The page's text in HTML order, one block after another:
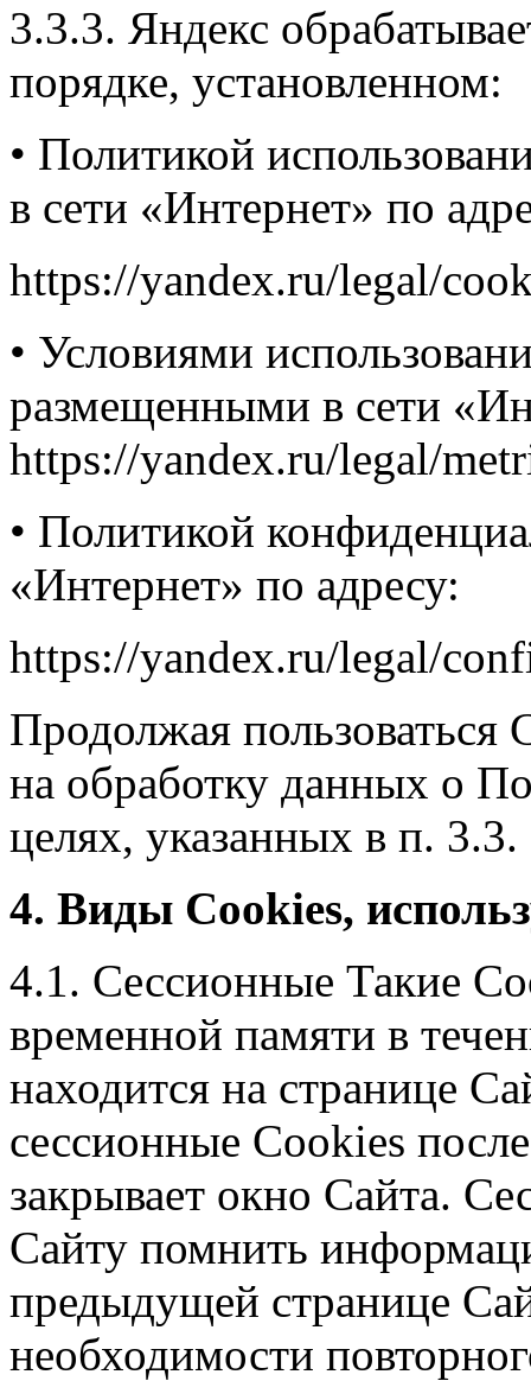
3.3.3. Яндекс
порядке, установленном:
• Политикой
в сети «Интернет» по
https://yandex.ru/legal/
• Условиями
размещенными в сети
https://yandex.ru/legal/
• Политикой
«Интернет» по адресу:
https://yandex.ru/legal/
Продолжая пользоваться
на обработку данных о
целях, указанных в п.
4. Виды Cookies,
4.1. Сессионные Такие
временной памяти в
находится на странице
сессионные Cookies
закрывает окно Сайта.
Сайту помнить
предыдущей странице
необходимости